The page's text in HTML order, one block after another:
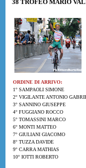
38 TROFEO MARIO
ORDINE DI ARRIVO:
1° SAMPAOLI SIMONE
2° VIGILANTE ANTONIO
3° SANNINO GIUSEPPE
4° FUGGIANO ROCCO
5° TOMASSINI MARCO
6° MONTI MATTEO
7° GIULIANI GIACOMO
8° TUZZA DAVIDE
9° CARRA MATHIAS
10° IOTTI ROBERTO